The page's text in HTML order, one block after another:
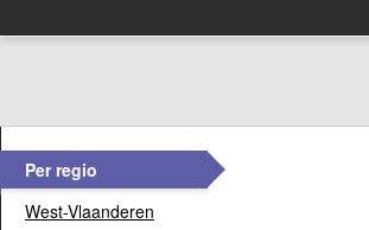
Per regio
West-Vlaanderen